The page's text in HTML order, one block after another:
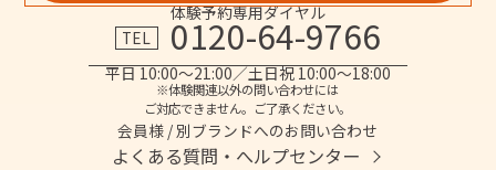
体験予約専用ダイヤル
TEL
0120-64-9766
平日 10:00～21:00／土日祝 10:00～18:00
※体験関連以外の問い合わせには
ご対応できません。ご了承ください。
会員様 / 別ブランドへのお問い合わせ
よくある質問・へルプセンター